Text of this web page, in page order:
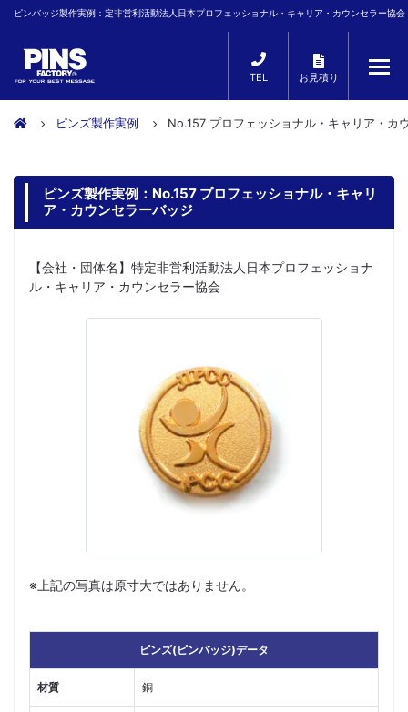
ピンバッジ製作実例：定非営利活動法人日本プロフェッショナル・キャリア・カウンセラー協会
TEL お見積り
ピンズ製作実例 No.157 プロフェッショナル・キャリア・カ
ピンズ製作実例：No.157 プロフェッショナル・キャリ
ア・カウンセラーバッジ
【会社・団体名】特定非営利活動法人日本プロフェッショナ
ル・キャリア・カウンセラー協会
※上記の写真は原寸大ではありません。
ピンズ(ピンバッジ)データ
材質 銅